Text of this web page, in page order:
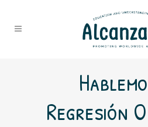
Regresión